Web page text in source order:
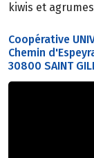
kiwis et
Coopérative
Chemin
30800 SAINT